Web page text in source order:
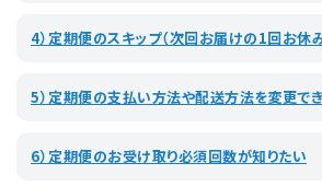
4）定期便のスキップ（次回お届けの1回お休
5）定期便の支払い方法や配送方法を変更で
6）定期便のお受け取り必須回数が知りたい